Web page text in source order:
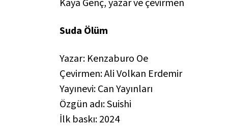
Kaya Genç, yazar ve çevirmen
Suda Ölüm
Yazar: Kenzaburo Oe
Çevirmen: Ali Volkan Erdemir
Yayınevi: Can Yayınları
Özgün adı:Suishi
İlk baskı: 2024